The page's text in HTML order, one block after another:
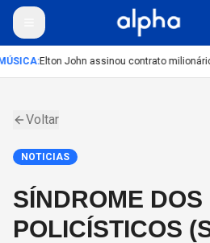
:Elton John assinou contrato
Voltar
NOTICIAS
SÍNDROME
POLICÍSTICOS